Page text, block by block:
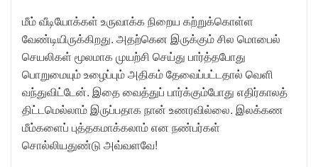
மீம் வீடியோக்கள் உருவாக்க நிறைய கற்றுக்கொள்ள
வேண்டியிருக்கிறது. அதற்கென இருக்கும் சில மொபைல்
செயலிகள் மூலமாக முயற்சி செய்து பார்த்தபோது
பொறுமையும் உழைப்பும் அதிகம் தேவைப்பட்டதால் வெளி
வந்துவிட்டேன். இதை வைத்துப் பார்க்கும்போது எதிர்காலத்
திட்டமெல்லாம் இருப்பதாக நான் உணரவில்லை. இலக்கண
மீம்களைப் புத்தகமாக்கலாம் என நண்பர்கள்
சொல்லியதுண்டு அவ்வளவே!